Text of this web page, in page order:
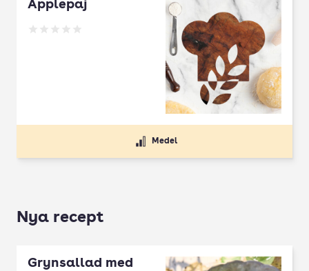
Äpplepaj
Betyg: 0 av 5
Medel
Nya recept
Grynsallad med